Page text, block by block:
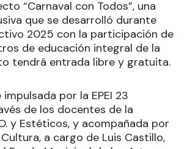
“Carnaval con Todos”, una
que se desarrolló durante
2025 con la participación de
de educación integral de la
tendrá entrada libre y gratuita.
por la EPEI 23
de los docentes de la
y Estéticos, y acompañada por
a cargo de Luis Castillo,